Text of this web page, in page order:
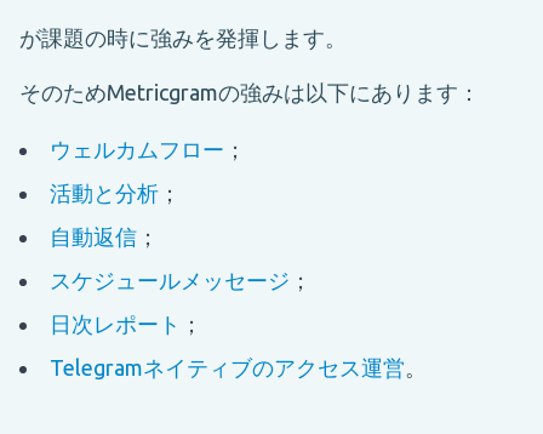
が課題の時に強みを発揮します。
そのためMetricgramの強みは以下にあります：
ウェルカムフロー ；
活動と分析 ；
自動返信 ；
スケジュールメッセージ ；
日次レポート ；
Telegramネイティブのアクセス運営